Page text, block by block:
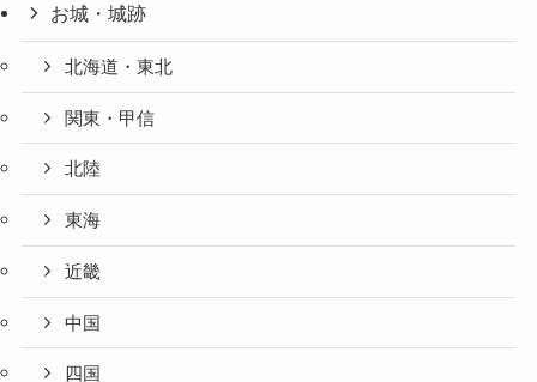
お城・城跡
北海道・東北
関東・甲信
北陸
東海
近畿
中国
四国